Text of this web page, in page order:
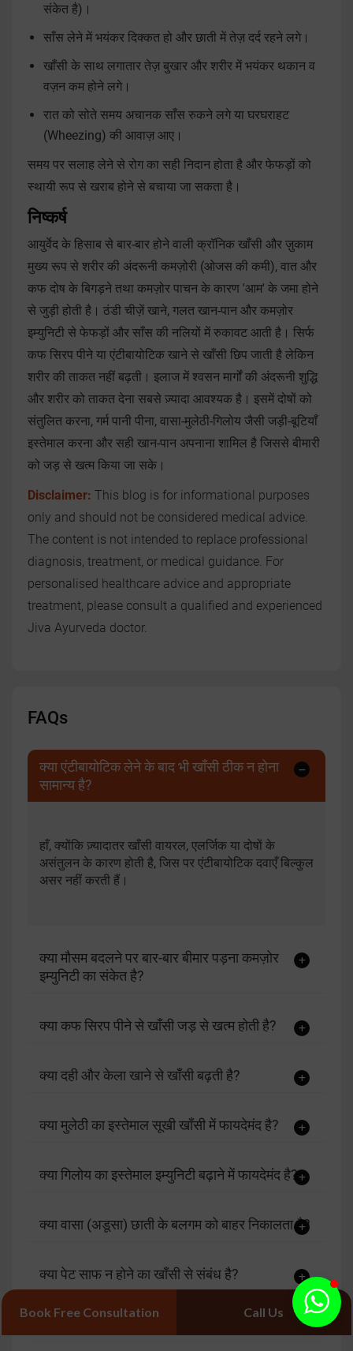
संकेत है)।
साँस लेने में भयंकर दिक्कत हो और छाती में तेज़ दर्द रहने लगे।
खाँसी के साथ लगातार तेज़ बुखार और शरीर में भयंकर थकान व
वज़न कम होने लगे।
रात को सोते समय अचानक साँस रुकने लगे या घरघराहट
(Wheezing) की आवाज़ आए।
समय पर सलाह लेने से रोग का सही निदान होता है और फेफड़ों को
स्थायी रूप से खराब होने से बचाया जा सकता है।
निष्कर्ष
आयुर्वेद के हिसाब से बार-बार होने वाली क्रॉनिक खाँसी और ज़ुकाम
मुख्य रूप से शरीर की अंदरूनी कमज़ोरी (ओजस की कमी), वात और
कफ दोष के बिगड़ने तथा कमज़ोर पाचन के कारण 'आम' के जमा होने
से जुड़ी होती है। ठंडी चीज़ें खाने, गलत खान-पान और कमज़ोर
इम्युनिटी से फेफड़ों और साँस की नलियों में रुकावट आती है। सिर्फ
कफ सिरप पीने या एंटीबायोटिक खाने से खाँसी छिप जाती है लेकिन
शरीर की ताकत नहीं बढ़ती। इलाज में श्वसन मार्गों की अंदरूनी शुद्धि
और शरीर को ताकत देना सबसे ज़्यादा आवश्यक है। इसमें दोषों को
संतुलित करना, गर्म पानी पीना, वासा-मुलेठी-गिलोय जैसी जड़ी-बूटियाँ
इस्तेमाल करना और सही खान-पान अपनाना शामिल है जिससे बीमारी
को जड़ से खत्म किया जा सके।
Disclaimer: This blog is for informational purposes
only and should not be considered medical advice.
The content is not intended to replace professional
diagnosis, treatment, or medical guidance. For
personalised healthcare advice and appropriate
treatment, please consult a qualified and experienced
Jiva Ayurveda doctor.
FAQs
क्या एंटीबायोटिक लेने के बाद भी खाँसी ठीक न होना
सामान्य है?
हाँ, क्योंकि ज़्यादातर खाँसी वायरल, एलर्जिक या दोषों के
असंतुलन के कारण होती है, जिस पर एंटीबायोटिक दवाएँ बिल्कुल
असर नहीं करती हैं।
क्या मौसम बदलने पर बार-बार बीमार पड़ना कमज़ोर
इम्युनिटी का संकेत है?
क्या कफ सिरप पीने से खाँसी जड़ से खत्म होती है?
क्या दही और केला खाने से खाँसी बढ़ती है?
क्या मुलेठी का इस्तेमाल सूखी खाँसी में फायदेमंद है?
क्या गिलोय का इस्तेमाल इम्युनिटी बढ़ाने में फायदेमंद है?
क्या वासा (अडूसा) छाती के बलगम को बाहर निकालता है?
क्या पेट साफ न होने का खाँसी से संबंध है?
Book Free Consultation Call Us